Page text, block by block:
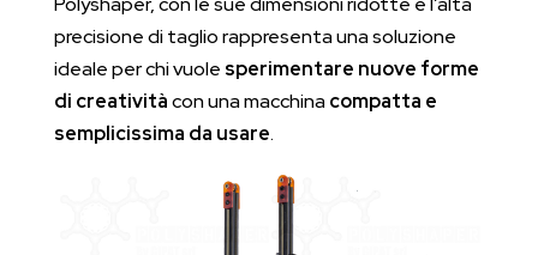
precisione di taglio rappresenta una soluzione
ideale per chi vuole sperimentare nuove forme
di creativitàcon una macchina compatta e
semplicissima da usare.